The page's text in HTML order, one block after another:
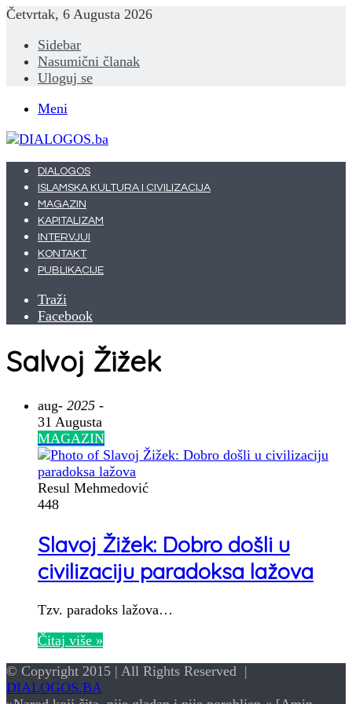
Četvrtak, 6 Augusta 2026
Sidebar
Nasumični članak
Uloguj se
Meni
DIALOGOS
ISLAMSKA KULTURA I CIVILIZACIJA
MAGAZIN
KAPITALIZAM
INTERVJUI
KONTAKT
PUBLIKACIJE
Traži
Facebook
Salvoj Žižek
aug- 2025 -
31 Augusta
MAGAZIN
Resul Mehmedović
448
Slavoj Žižek: Dobro došli u
civilizaciju paradoksa lažova
Tzv. paradoks lažova…
Čitaj više »
© Copyright 2015 | All Rights Reserved |
DIALOGOS.BA